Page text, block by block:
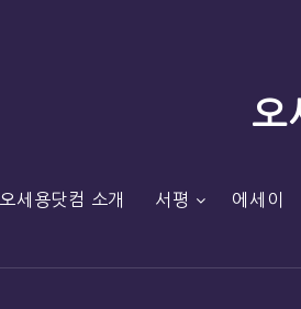
오
오세용닷컴 소개 서평 에세이